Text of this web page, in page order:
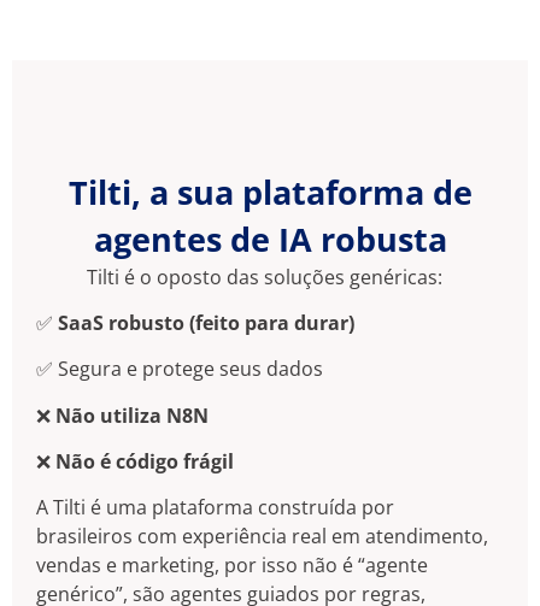
Tilti, a sua plataforma de
agentes de IA robusta
Tilti é o oposto das soluções genéricas:
✅ SaaS robusto (feito para durar)
✅ Segura e protege seus dados
❌ Não utiliza N8N
❌ Não é código frágil
A Tilti é uma plataforma construída por
brasileiros com experiência real em atendimento,
vendas e marketing, por isso não é “agente
genérico”, são agentes guiados por regras,